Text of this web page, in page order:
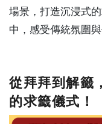
場景，打造沉浸式
中，感受傳統氛圍與
從拜拜到解籤
的求籤儀式！